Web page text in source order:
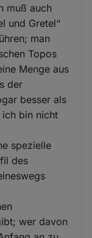
muß auch
und Gretel“
man
Topos
Menge aus
der
besser als
bin nicht
spezielle
des
wer davon